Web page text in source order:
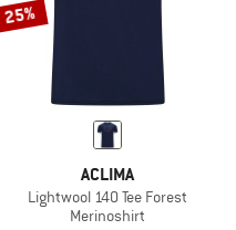
25%
ACLIMA
Lightwool 140 Tee Forest
Merinoshirt